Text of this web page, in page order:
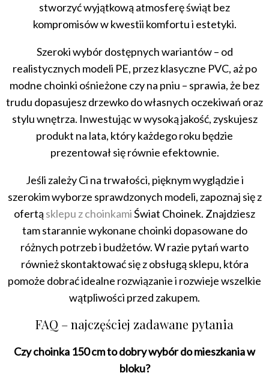
stworzyć wyjątkową atmosferę świąt bez
kompromisów w kwestii komfortu i estetyki.
Szeroki wybór dostępnych wariantów – od
realistycznych modeli PE, przez klasyczne PVC, aż po
modne choinki ośnieżone czy na pniu – sprawia, że bez
trudu dopasujesz drzewko do własnych oczekiwań oraz
stylu wnętrza. Inwestując w wysoką jakość, zyskujesz
produkt na lata, który każdego roku będzie
prezentował się równie efektownie.
Jeśli zależy Ci na trwałości, pięknym wyglądzie i
szerokim wyborze sprawdzonych modeli, zapoznaj się z
ofertą sklepu z choinkamiŚwiat Choinek. Znajdziesz
tam starannie wykonane choinki dopasowane do
różnych potrzeb i budżetów. W razie pytań warto
również skontaktować się z obsługą sklepu, która
pomoże dobrać idealne rozwiązanie i rozwieje wszelkie
wątpliwości przed zakupem.
FAQ – najczęściej zadawane pytania
Czy choinka 150 cm to dobry wybór do mieszkania w
bloku?